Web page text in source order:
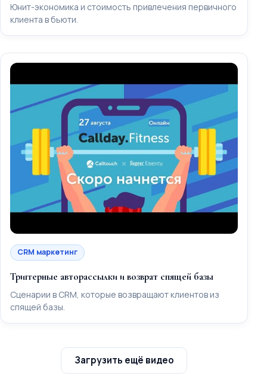
Юнит-экономика и стоимость привлечения первичного
клиента в бьюти.
CRM маркетинг
Триггерные авторассылки и возврат спящей базы
Сценарии в CRM, которые возвращают клиентов из
спящей базы.
Загрузить ещё видео